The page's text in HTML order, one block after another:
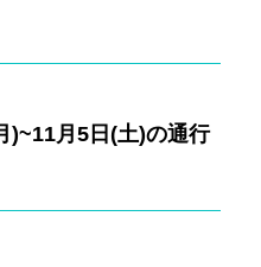
)~11月5日(土)の通行